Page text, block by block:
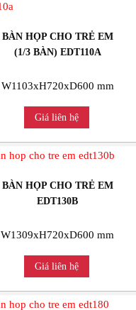
BÀN HỌP CHO TRẺ EM
(1/3 BÀN) EDT110A
W1103xH720xD600 mm
Giá liên hệ
BÀN HỌP CHO TRẺ EM
EDT130B
W1309xH720xD600 mm
Giá liên hệ